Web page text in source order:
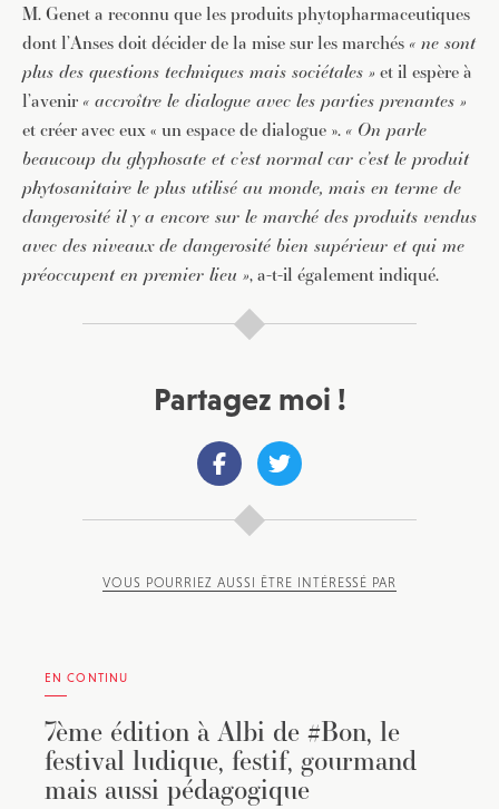
M. Genet a reconnu que les produits phytopharmaceutiques
dont l’Anses doit décider de la mise sur les marchés « ne sont
plus des questions techniques mais sociétales » et il espère à
l’avenir « accroître le dialogue avec les parties prenantes »
et créer avec eux « un espace de dialogue ». « On parle
beaucoup du glyphosate et c’est normal car c’est le produit
phytosanitaire le plus utilisé au monde, mais en terme de
dangerosité il y a encore sur le marché des produits vendus
avec des niveaux de dangerosité bien supérieur et qui me
préoccupent en premier lieu », a-t-il également indiqué.
Partagez moi !
VOUS POURRIEZ AUSSI ÊTRE INTÉRESSÉ PAR
EN CONTINU
7ème édition à Albi de #Bon, le
festival ludique, festif, gourmand
mais aussi pédagogique